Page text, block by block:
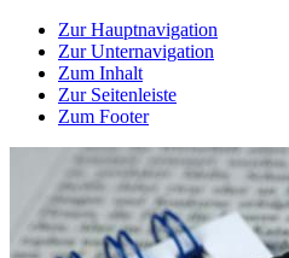
Zur Hauptnavigation
Zur Unternavigation
Zum Inhalt
Zur Seitenleiste
Zum Footer